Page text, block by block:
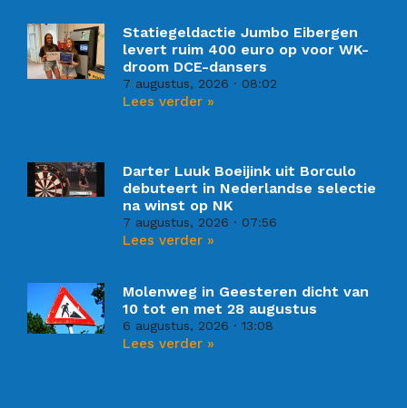
Statiegeldactie Jumbo Eibergen
levert ruim 400 euro op voor WK-
droom DCE-dansers
7 augustus, 2026 08:02
Lees verder »
Darter Luuk Boeijink uit Borculo
debuteert in Nederlandse selectie
na winst op NK
7 augustus, 2026 07:56
Lees verder »
Molenweg in Geesteren dicht van
10 tot en met 28 augustus
6 augustus, 2026 13:08
Lees verder »